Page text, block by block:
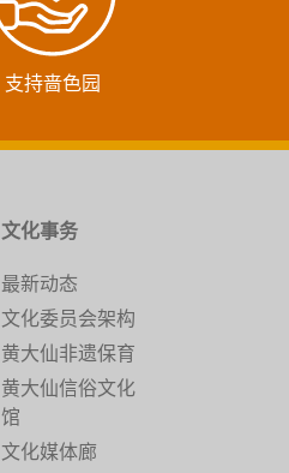
支持啬色园
文化事务
最新动态
文化委员会架构
黄大仙非遗保育
黄大仙信俗文化
馆
文化媒体廊